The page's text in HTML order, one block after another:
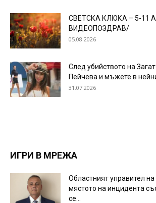
СВЕТСКА КЛЮКА – 5-11
ВИДЕОПОЗДРАВ/
05.08.2026
След убийството на
Пейчева и мъжете в
31.07.2026
ИГРИ В МРЕЖА
Областният управител
мястото на инцидента
се...